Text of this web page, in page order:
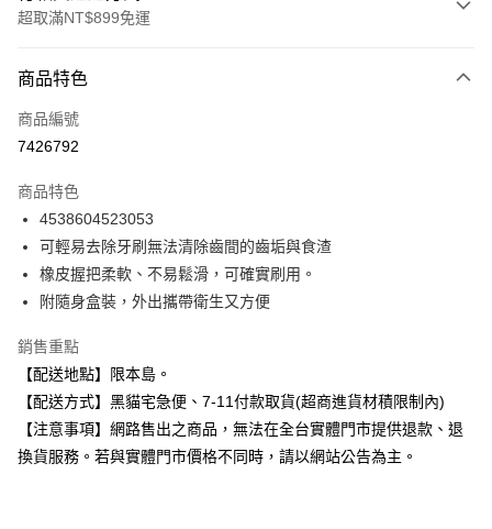
超取滿NT$899免運
信用卡一次付款
超商取貨付款
Apple Pay
街口支付
悠遊付
Google Pay
全盈+PAY
【大哥付你分期使用說明】
商品特色
商品編號
7426792
商品特色
4538604523053
可輕易去除牙刷無法清除齒間的齒垢與食渣
橡皮握把柔軟、不易鬆滑，可確實刷用。
附隨身盒裝，外出攜帶衛生又方便
銷售重點
【配送地點】限本島。
【配送方式】黑貓宅急便、7-11付款取貨(超商進貨材積限制內)
【注意事項】網路售出之商品，無法在全台實體門市提供退款、退
換貨服務。若與實體門市價格不同時，請以網站公告為主。